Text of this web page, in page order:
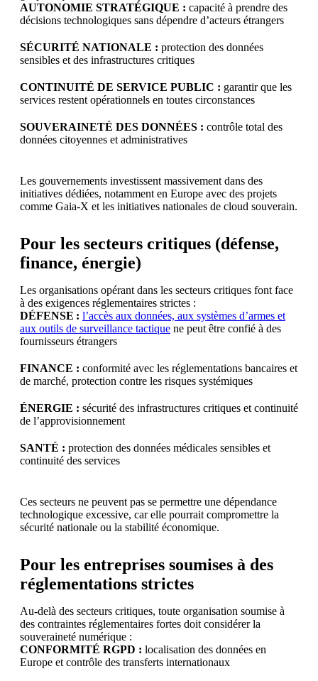
AUTONOMIE STRATÉGIQUE : capacité à prendre des
décisions technologiques sans dépendre d’acteurs étrangers
SÉCURITÉ NATIONALE : protection des données
sensibles et des infrastructures critiques
CONTINUITÉ DE SERVICE PUBLIC : garantir que les
services restent opérationnels en toutes circonstances
SOUVERAINETÉ DES DONNÉES : contrôle total des
données citoyennes et administratives
Les gouvernements investissent massivement dans des
initiatives dédiées, notamment en Europe avec des projets
comme Gaia-X et les initiatives nationales de cloud souverain.
Pour les secteurs critiques (défense,
finance, énergie)
Les organisations opérant dans les secteurs critiques font face
à des exigences réglementaires strictes :
DÉFENSE : l’accès aux données, aux systèmes d’armes et
aux outils de surveillance tactique ne peut être confié à des
fournisseurs étrangers
FINANCE : conformité avec les réglementations bancaires et
de marché, protection contre les risques systémiques
ÉNERGIE : sécurité des infrastructures critiques et continuité
de l’approvisionnement
SANTÉ : protection des données médicales sensibles et
continuité des services
Ces secteurs ne peuvent pas se permettre une dépendance
technologique excessive, car elle pourrait compromettre la
sécurité nationale ou la stabilité économique.
Pour les entreprises soumises à des
réglementations strictes
Au-delà des secteurs critiques, toute organisation soumise à
des contraintes réglementaires fortes doit considérer la
souveraineté numérique :
CONFORMITÉ RGPD : localisation des données en
Europe et contrôle des transferts internationaux